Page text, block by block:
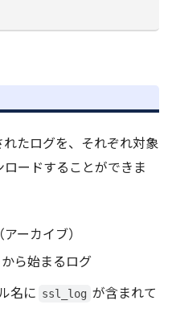
たログを、それぞれ対象
ードすることができま
ーカイブ）
から始まるログ
名に ssl_log が含まれて